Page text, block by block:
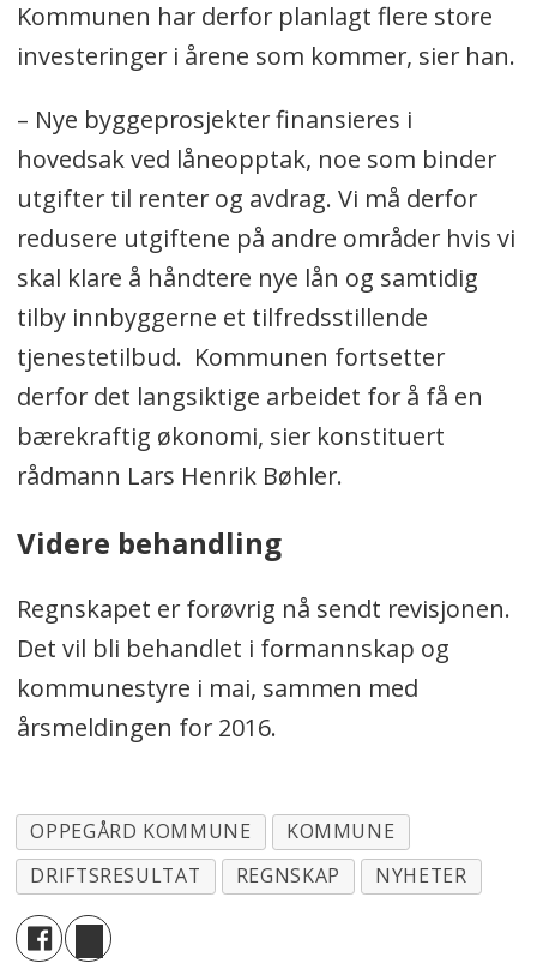
Kommunen har derfor planlagt flere store
investeringer i årene som kommer, sier han.
– Nye byggeprosjekter finansieres i
hovedsak ved låneopptak, noe som binder
utgifter til renter og avdrag. Vi må derfor
redusere utgiftene på andre områder hvis vi
skal klare å håndtere nye lån og samtidig
tilby innbyggerne et tilfredsstillende
tjenestetilbud. Kommunen fortsetter
derfor det langsiktige arbeidet for å få en
bærekraftig økonomi, sier konstituert
rådmann Lars Henrik Bøhler.
Videre behandling
Regnskapet er forøvrig nå sendt revisjonen.
Det vil bli behandlet i formannskap og
kommunestyre i mai, sammen med
årsmeldingen for 2016.
OPPEGÅRD KOMMUNE
KOMMUNE
DRIFTSRESULTAT
REGNSKAP NYHETER